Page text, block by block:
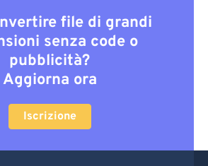
file di grandi
senza code o
pubblicità?
Aggiorna ora
Iscrizione